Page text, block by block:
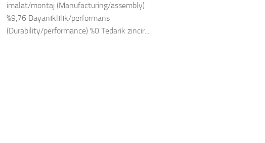
imalat/montaj (Manufacturing/assembly)
%9,76 Dayanıklılık/performans
(Durability/performance) %0 Tedarik zincir...